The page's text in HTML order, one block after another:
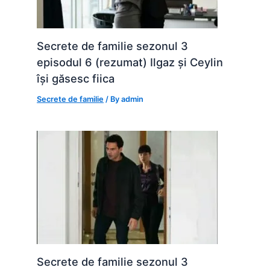
Secrete de familie sezonul 3
episodul 6 (rezumat) Ilgaz și Ceylin
își găsesc fiica
Secrete de familie / Byadmin
Secrete de familie sezonul 3